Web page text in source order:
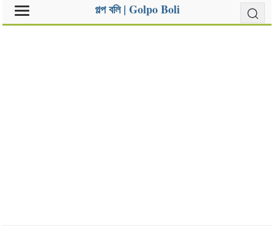
গল্প বলি | Golpo Boli